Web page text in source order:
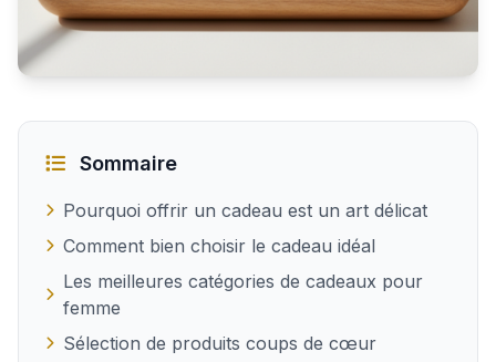
Sommaire
Pourquoi offrir un cadeau est un art délicat
Comment bien choisir le cadeau idéal
Les meilleures catégories de cadeaux pour
femme
Sélection de produits coups de cœur